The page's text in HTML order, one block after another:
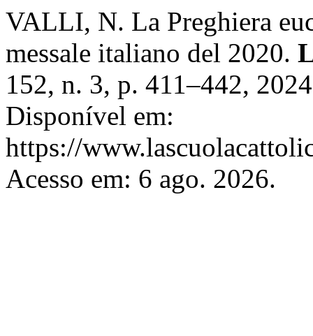
VALLI, N. La Preghiera
messale italiano del 2020.
152, n. 3, p. 411–442,
Disponível em:
https://
Acesso em: 6 ago. 2026.